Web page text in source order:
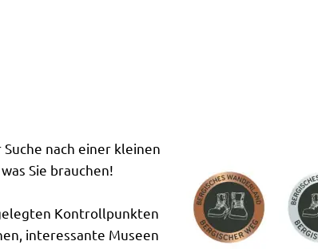
nach einer kleinen
Sie brauchen!
Kontrollpunkten
interessante Museen